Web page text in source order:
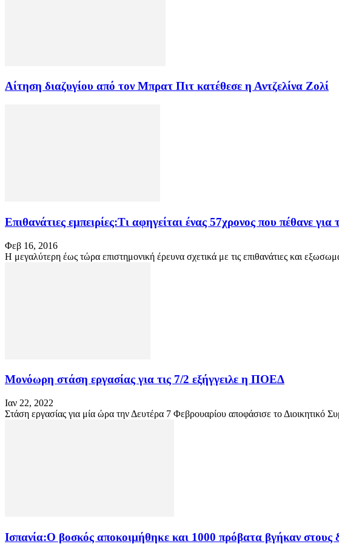
Αίτηση διαζυγίου από τον Μπρατ Πιτ κατέθεσε η Αντζελίνα Ζολί
Επιθανάτιες εμπειρίες:Τι αφηγείται ένας 57χρονος που πέθανε για
Φεβ 16, 2016
Η μεγαλύτερη έως τώρα επιστημονική έρευνα σχετικά με τις επιθανάτιες και
Μονόωρη στάση εργασίας για τις 7/2 εξήγγειλε η ΠΟΕΔ
Ιαν 22, 2022
Στάση εργασίας για μία ώρα την Δευτέρα 7 Φεβρουαρίου αποφάσισε το
Ισπανία:Ο βοσκός αποκοιμήθηκε και 1000 πρόβατα βγήκαν στους